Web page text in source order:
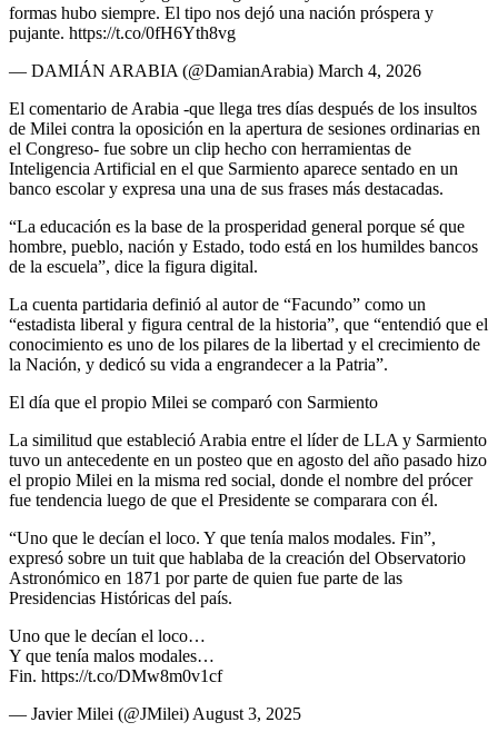
formas hubo siempre. El tipo nos dejó una nación próspera y
pujante. https://t.co/0fH6Yth8vg
— DAMIÁN ARABIA (@DamianArabia) March 4, 2026
El comentario de Arabia -que llega tres días después de los insultos
de Milei contra la oposición en la apertura de sesiones ordinarias en
el Congreso- fue sobre un clip hecho con herramientas de
Inteligencia Artificial en el que Sarmiento aparece sentado en un
banco escolar y expresa una una de sus frases más destacadas.
“La educación es la base de la prosperidad general porque sé que
hombre, pueblo, nación y Estado, todo está en los humildes bancos
de la escuela”, dice la figura digital.
La cuenta partidaria definió al autor de “Facundo” como un
“estadista liberal y figura central de la historia”, que “entendió que el
conocimiento es uno de los pilares de la libertad y el crecimiento de
la Nación, y dedicó su vida a engrandecer a la Patria”.
El día que el propio Milei se comparó con Sarmiento
La similitud que estableció Arabia entre el líder de LLA y Sarmiento
tuvo un antecedente en un posteo que en agosto del año pasado hizo
el propio Milei en la misma red social, donde el nombre del prócer
fue tendencia luego de que el Presidente se comparara con él.
“Uno que le decían el loco. Y que tenía malos modales. Fin”,
expresó sobre un tuit que hablaba de la creación del Observatorio
Astronómico en 1871 por parte de quien fue parte de las
Presidencias Históricas del país.
Uno que le decían el loco…
Y que tenía malos modales…
Fin. https://t.co/DMw8m0v1cf
— Javier Milei (@JMilei) August 3, 2025